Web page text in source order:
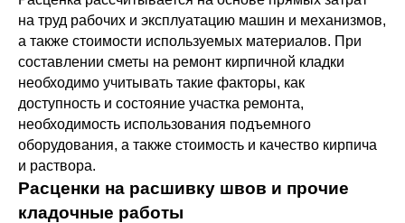
на труд рабочих и эксплуатацию машин и механизмов,
а также стоимости используемых материалов. При
составлении сметы на ремонт кирпичной кладки
необходимо учитывать такие факторы, как
доступность и состояние участка ремонта,
необходимость использования подъемного
оборудования, а также стоимость и качество кирпича
и раствора.
Расценки на расшивку швов и прочие
кладочные работы